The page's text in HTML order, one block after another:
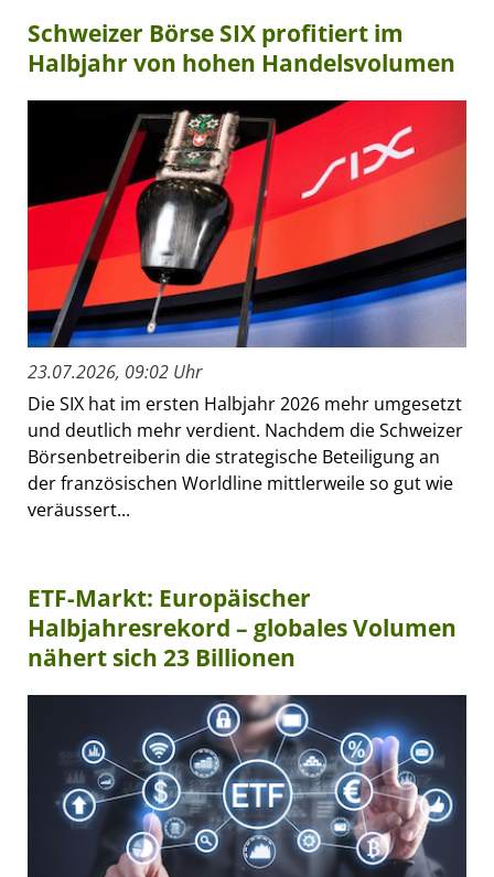
Schweizer Börse SIX profitiert im
Halbjahr von hohen Handelsvolumen
23.07.2026, 09:02 Uhr
Die SIX hat im ersten Halbjahr 2026 mehr umgesetzt
und deutlich mehr verdient. Nachdem die Schweizer
Börsenbetreiberin die strategische Beteiligung an
der französischen Worldline mittlerweile so gut wie
veräussert...
ETF-Markt: Europäischer
Halbjahresrekord – globales Volumen
nähert sich 23 Billionen